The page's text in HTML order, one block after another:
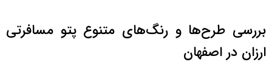
بررسی طرح‌ها و رنگ‌های متنوع پتو مسافرتی
ارزان در اصفهان